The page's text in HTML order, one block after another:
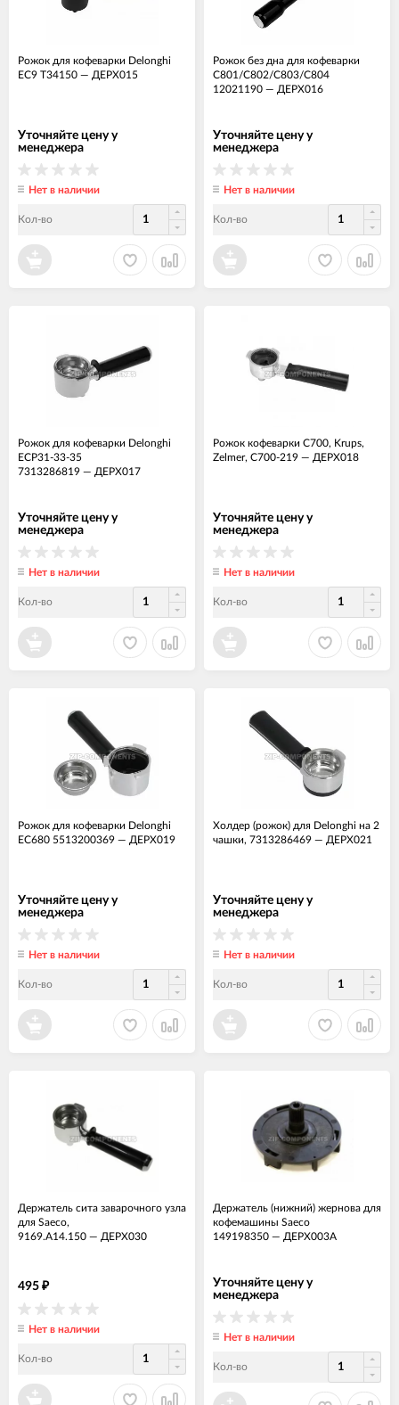
Рожок для кофеварки Delonghi
EC9 T34150 — ДЕРХ015
Уточняйте цену у
менеджера
Нет в наличии
Кол-во
Рожок без дна для кофеварки
C801/С802/С803/С804
12021190 — ДЕРХ016
Уточняйте цену у
менеджера
Нет в наличии
Кол-во
Рожок для кофеварки Delonghi
ECP31-33-35
7313286819 — ДЕРХ017
Уточняйте цену у
менеджера
Нет в наличии
Кол-во
Рожок кофеварки C700, Krups,
Zelmer, C700-219 — ДЕРХ018
Уточняйте цену у
менеджера
Нет в наличии
Кол-во
Рожок для кофеварки Delonghi
EC680 5513200369 — ДЕРХ019
Уточняйте цену у
менеджера
Нет в наличии
Кол-во
Холдер (рожок) для Delonghi на 2
чашки, 7313286469 — ДЕРХ021
Уточняйте цену у
менеджера
Нет в наличии
Кол-во
Держатель сита заварочного узла
для Saeco,
9169.A14.150 — ДЕРХ030
495 ₽
Нет в наличии
Кол-во
Держатель (нижний) жернова для
кофемашины Saeco
149198350 — ДЕРХ003А
Уточняйте цену у
менеджера
Нет в наличии
Кол-во